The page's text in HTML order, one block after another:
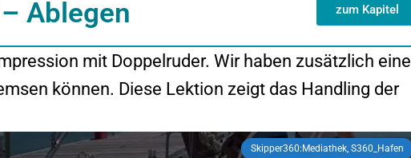
Ablegen zum Kapitel
mit Doppelruder. Wir haben zusätzlich eine
können. Diese Lektion zeigt das Handling der
Skipper360:Mediathek, S360_Hafen